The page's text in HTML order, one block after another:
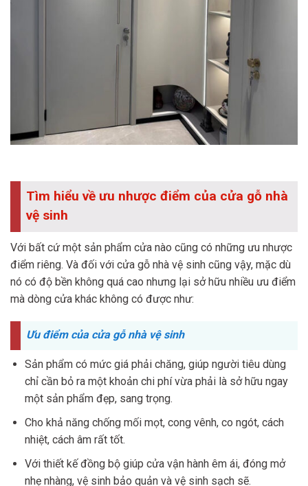
Tìm hiểu về ưu nhược điểm của cửa gỗ nhà
vệ sinh
Với bất cứ một sản phẩm cửa nào cũng có những ưu nhược
điểm riêng. Và đối với cửa gỗ nhà vệ sinh cũng vậy, mặc dù
nó có độ bền không quá cao nhưng lại sở hữu nhiều ưu điểm
mà dòng cửa khác không có được như:
Ưu điểm của cửa gỗ nhà vệ sinh
Sản phẩm có mức giá phải chăng, giúp người tiêu dùng
chỉ cần bỏ ra một khoản chi phí vừa phải là sở hữu ngay
một sản phẩm đẹp, sang trọng.
Cho khả năng chống mối mọt, cong vênh, co ngót, cách
nhiệt, cách âm rất tốt.
Với thiết kế đồng bộ giúp cửa vận hành êm ái, đóng mở
nhẹ nhàng, vệ sinh bảo quản và vệ sinh sạch sẽ.